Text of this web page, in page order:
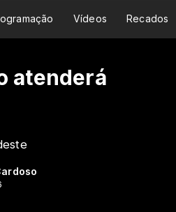
Vídeos Recados
atenderá